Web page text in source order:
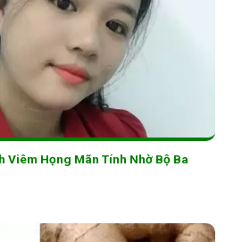
Viêm Họng Mãn Tính Nhờ Bộ Ba